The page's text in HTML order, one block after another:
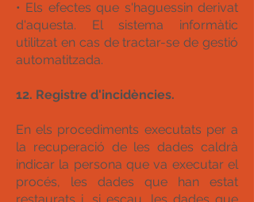
• Els efectes que s'haguessin derivat
d'aquesta. El sistema informàtic
utilitzat en cas de tractar-se de gestió
automatitzada.
12. Registre d'incidències.
En els procediments executats per a
la recuperació de les dades caldrà
indicar la persona que va executar el
procés, les dades que han estat